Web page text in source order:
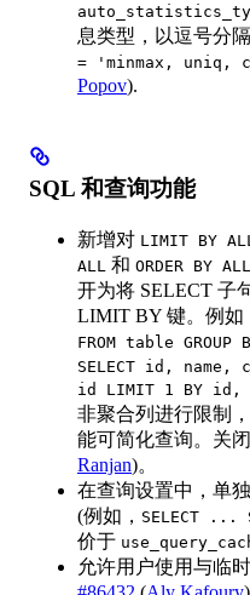
息类型，以逗号分
= 'minmax, uniq,
Popov).
SQL 和查询功能
新增对 LIMIT BY ALL
ALL 和 ORDER BY ALL
开为将 SELECT 子
LIMIT BY 键。例如
FROM table
SELECT id, name,
id LIMIT 1 BY id,
非聚合列进行限制
能可简化查询。关闭
Ranjan)。
在查询设置中，单
(例如， SELECT ...
价于
允许用户使用与临